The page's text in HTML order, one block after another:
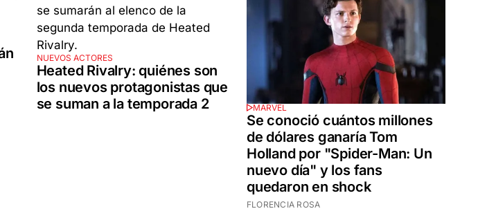
NUEVOS ACTORES
Heated Rivalry: quiénes son
los nuevos protagonistas que
se suman a la temporada 2
MARVEL
Se conoció cuántos millones
de dólares ganaría Tom
Holland por "Spider-Man: Un
nuevo día" y los fans
quedaron en shock
FLORENCIA ROSA